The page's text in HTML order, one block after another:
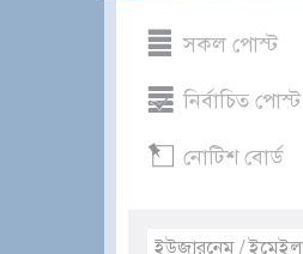
সকল পোস্ট
নির্বাচিত পোস্ট
নোটিশ বোর্ড